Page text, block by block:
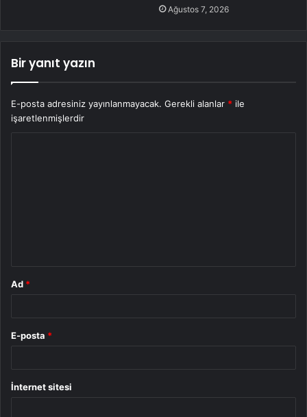
Ağustos 7, 2026
Bir yanıt yazın
E-posta adresiniz yayınlanmayacak. Gerekli alanlar * ile
işaretlenmişlerdir
Ad *
E-posta *
İnternet sitesi